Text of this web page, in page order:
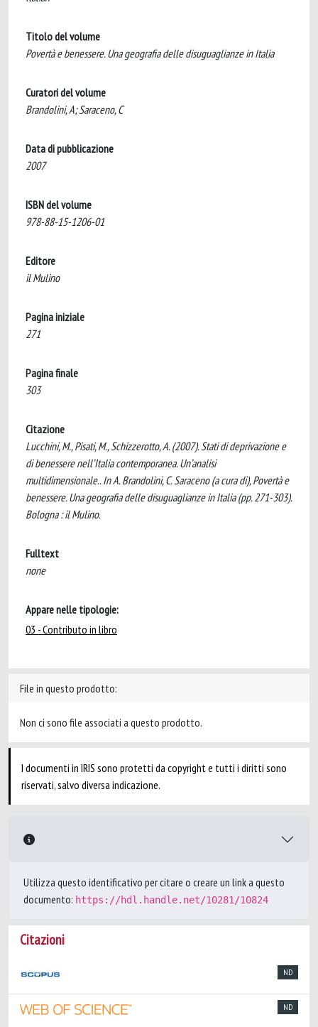
Titolo del volume
Povertà e benessere. Una geografia delle disuguaglianze in Italia
Curatori del volume
Brandolini, A; Saraceno, C
Data di pubblicazione
2007
ISBN del volume
978-88-15-1206-01
Editore
il Mulino
Pagina iniziale
271
Pagina finale
303
Citazione
Lucchini, M., Pisati, M., Schizzerotto, A. (2007). Stati di deprivazione e
di benessere nell’Italia contemporanea. Un’analisi
multidimensionale.. In A. Brandolini, C. Saraceno (a cura di), Povertà e
benessere. Una geografia delle disuguaglianze in Italia (pp. 271-303).
Bologna : il Mulino.
Fulltext
none
Appare nelle tipologie:
03 - Contributo in libro
File in questo prodotto:
Non ci sono file associati a questo prodotto.
I documenti in IRIS sono protetti da copyright e tutti i diritti sono
riservati, salvo diversa indicazione.
Utilizza questo identificativo per citare o creare un link a questo
documento: https://hdl.handle.net/10281/10824
Citazioni
ND
ND